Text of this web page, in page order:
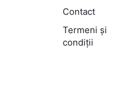
Contact
Termeni și
condiții